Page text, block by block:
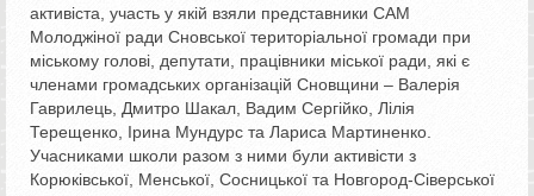
активіста, участь у якій взяли представники САМ
Молоджіної ради Сновської територіальної громади при
міському голові, депутати, працівники міської ради, які є
членами громадських організацій Сновщини – Валерія
Гаврилець, Дмитро Шакал, Вадим Сергійко, Лілія
Терещенко, Ірина Мундурс та Лариса Мартиненко.
Учасниками школи разом з ними були активісти з
Корюківської, Менської, Сосницької та Новгород-Сіверської